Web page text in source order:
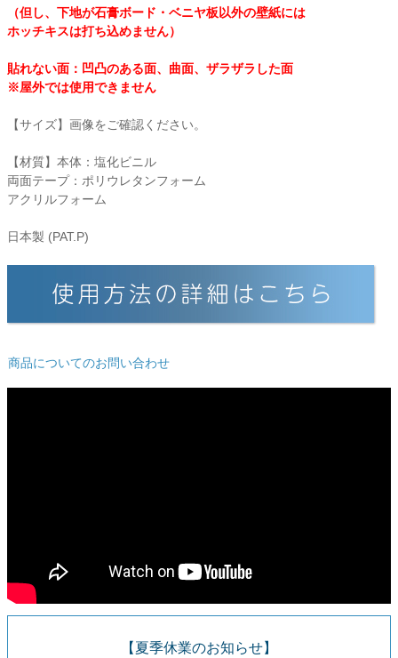
ご利用ガイド
会社概要
特定商取引法に基づく表示
個人情報の取扱
（但し、下地が石膏ボード・ベニヤ板以外の壁紙には
ホッチキスは打ち込めません）
貼れない面：凹凸のある面、曲面、ザラザラした面
※屋外では使用できません
【サイズ】画像をご確認ください。
【材質】本体：塩化ビニル
両面テープ：ポリウレタンフォーム
アクリルフォーム
日本製 (PAT.P)
商品についてのお問い合わせ
【夏季休業のお知らせ】